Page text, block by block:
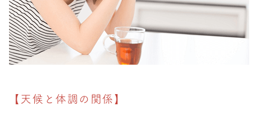
【天候と体調の関係】